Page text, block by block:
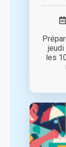
jeudi
les